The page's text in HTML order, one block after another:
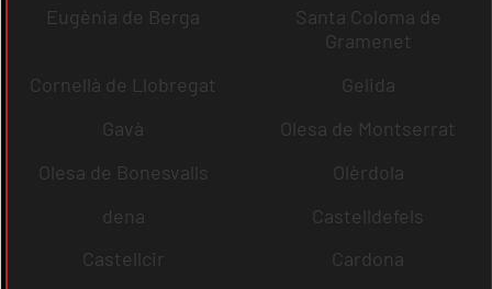
Eugènia de Berga
Santa Coloma de
Gramenet
Cornellà de Llobregat
Gelida
Gavà
Olesa de Montserrat
Olesa de Bonesvalls
Olèrdola
dena
Castelldefels
Castellcir
Cardona